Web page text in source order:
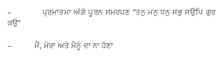
– ਪ੍ਰਮਾਤਮਾ ਅੱਗੇ ਪੂਰਨ ਸਮਰਪਣ “ਤਨੁ ਮਨੁ ਧਨੁ ਸਭੁ ਸਉਪਿ ਗੁਰ
ਕਉ”
– ਮੈਂ, ਮੇਰਾ ਅਤੇ ਮੈਨੂੰ ਦਾ ਨਾ ਹੋਣਾ